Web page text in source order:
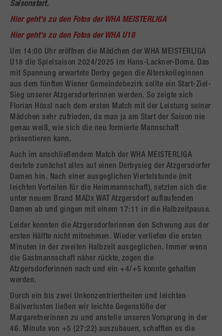
Saisonstart.
Hier geht's zu den Fotos der WHA MEISTERLIGA
Hier geht's zu den Fotos der WHA U18
Um 14:00 Uhr eröffnen die Mädchen der WHA MEISTERLIGA
U18 die Spielsaison 2024/2025 im Hans-Lackner-Dome. Das
mit Spannung erwartete Derby gegen die Alterskolleginnen
aus dem fünften Wiener Gemeindebezirk sollte ein Start-Ziel-
Sieg unserer Atzgersdorferinnen werden. So zeigte sich
Florian Hössl nach dem ersten Match mit der Leistung seiner
Mädchen sehr zufrieden, da man ja am Start der Saison nie
genau weiß, wie sich die neu formierte Mannschaft
präsentieren kann.
Auch im anschließendem Match der WHA MEISTERLIGA
deutete zunächst alles auf einen Derbysieg der Atzgersdorfer
Damen hin. Nach einer ausgeglichen Viertelstunde (mit
leichten Vorteilen für die Heimmannschaft), setzten sich die
unter neuem Brand MADx WAT Atzgersdorf auflaufenden
Damen ab und gingen mit einem 17:11 in die Halbzeitpause.
Leider konnten die Atzgersdorferinnen den Schwung aus der
ersten Hälfte nicht mitnehmen. Wieder verliefen die ersten
Minuten in der zweiten Halbzeit ausgeglichen. Immer wenn
die Gastmannschaft näher rückte, zogen die
Atzgersdorferinnen nach und ein +4/+5 konnte gehalten
werden.
Durch ein bis zwei Unkonzentriertheiten und leichten
Ballverlusten ließen wir leichte Gegenstöße der
Margaretnerinnen zu und anstelle unseren Vorsprung in der
46. Minute von +5 (27:22) auszubauen, schafften es die